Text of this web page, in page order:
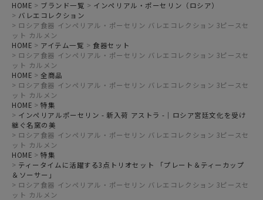
HOME ブランド一覧
インペリアル・ポーセリン（ロシア）
バレエコレクション
ロシア食器 インペリアル・ポーセリン バレエコレクション 3ピースセ
ット カルメン
HOME
アイテム一覧
食器セット
ロシア食器 インペリアル・ポーセリン バレエコレクション 3ピースセ
ット カルメン
HOME
全商品
ロシア食器 インペリアル・ポーセリン バレエコレクション 3ピースセ
ット カルメン
HOME
特集
インペリアルポーセリン - 新入荷 アストラ -｜ロシア宮廷文化を受け
継ぐ名窯の美
ロシア食器 インペリアル・ポーセリン バレエコレクション 3ピースセ
ット カルメン
HOME
特集
ティータイムに活躍する3点トリオセット 「プレート＆ティーカップ
＆ソーサー」
ロシア食器 インペリアル・ポーセリン バレエコレクション 3ピースセ
ット カルメン